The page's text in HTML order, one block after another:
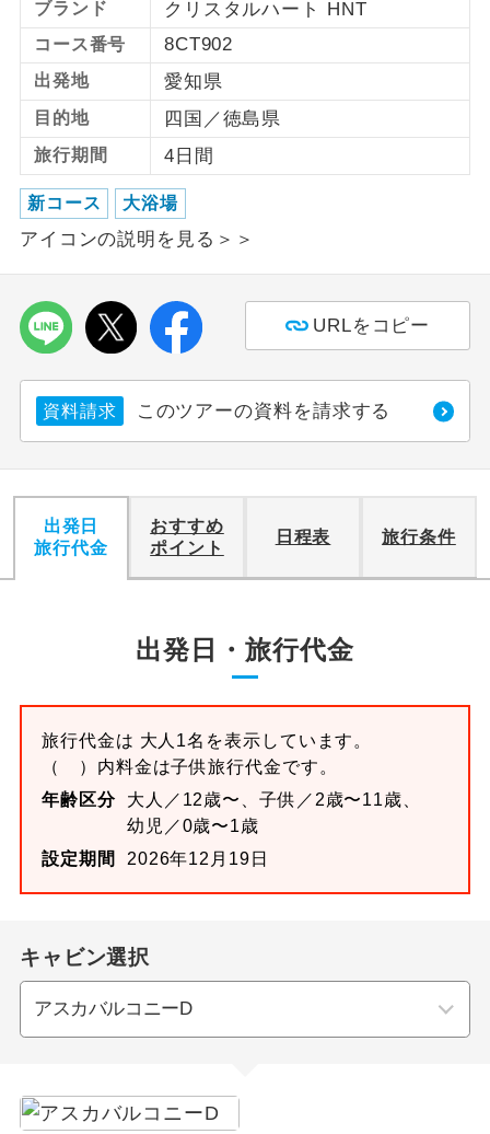
ブランド クリスタルハート HNT
コース番号 8CT902
出発地 愛知県
目的地 四国／徳島県
旅行期間 4日間
新コース 大浴場
アイコンの説明を見る＞＞
URLをコピー
資料請求 このツアーの資料を請求する
出発日
旅行代金
おすすめ
ポイント
日程表 旅行条件
出発日・旅行代金
旅行代金は 大人1名を表示しています。
（ ）内料金は子供旅行代金です。
年齢区分
大人／12歳〜、子供／2歳〜11歳、
幼児／0歳〜1歳
設定期間
2026年12月19日
キャビン選択
す。
女性限定
女性限定でご参加いただけるコースで
す。
年齢制限あり
ご参加にあたり年齢に制限があるコース
です。
航空会社指定
利用航空会社が指定なので、ご出発の計
おひとり様バ
ス2席利用
おひとり様でバス席を2席利⽤できま
す。